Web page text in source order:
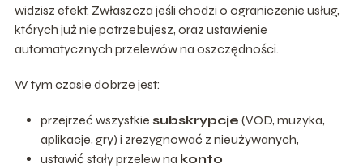
widzisz efekt. Zwłaszcza jeśli chodzi o ograniczenie usług,
których już nie potrzebujesz, oraz ustawienie
automatycznych przelewów na oszczędności.
W tym czasie dobrze jest:
przejrzeć wszystkie subskrypcje (VOD, muzyka,
aplikacje, gry) i zrezygnować z nieużywanych,
ustawić stały przelew na konto